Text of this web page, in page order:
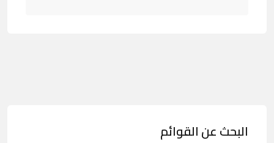
البحث عن القوائم